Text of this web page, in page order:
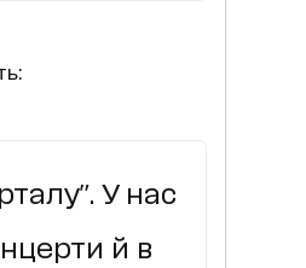
У нас
й в